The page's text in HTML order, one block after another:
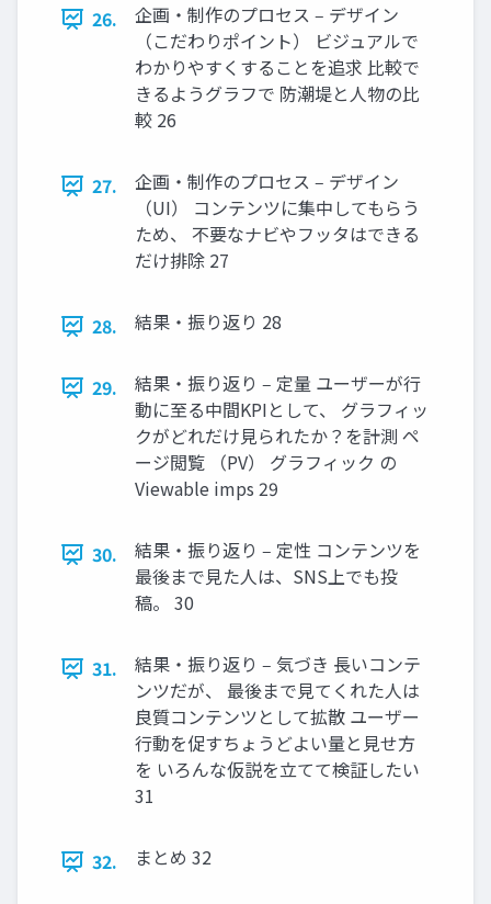
26.
企画・制作のプロセス ‒ デザイン
（こだわりポイント） ビジュアルで
わかりやすくすることを追求 ⽐較で
きるようグラフで 防潮堤と⼈物の⽐
較 26
27.
企画・制作のプロセス ‒ デザイン
（UI） コンテンツに集中してもらう
ため、 不要なナビやフッタはできる
だけ排除 27
28. 結果・振り返り 28
29.
結果・振り返り ‒ 定量 ユーザーが⾏
動に⾄る中間KPIとして、 グラフィッ
クがどれだけ⾒られたか？を計測 ペ
ージ閲覧 （PV） グラフィック の
Viewable imps 29
30.
結果・振り返り ‒ 定性 コンテンツを
最後まで⾒た⼈は、SNS上でも投
稿。 30
31.
結果・振り返り ‒ 気づき ⻑いコンテ
ンツだが、 最後まで⾒てくれた⼈は
良質コンテンツとして拡散 ユーザー
⾏動を促すちょうどよい量と⾒せ⽅
を いろんな仮説を⽴てて検証したい
31
32. まとめ 32